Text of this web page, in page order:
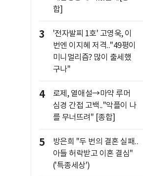
합]
3
'전자발찌 1호' 고영욱, 이
번엔 이지혜 저격.."49평이
미니멀리즘? 많이 출세했
구나"
4
로제, 열애설→마약 루머
심경 간접 고백.."악플이 나
를 무너뜨려" [종합]
5
방은희 "두 번의 결혼 실패..
아들 허락받고 이혼 결심"
('특종세상')